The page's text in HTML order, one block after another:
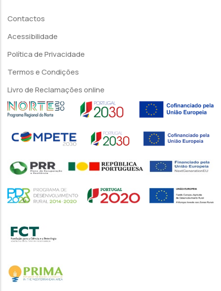
Contactos
Acessibilidade
Política de Privacidade
Termos e Condições
Livro de Reclamações online